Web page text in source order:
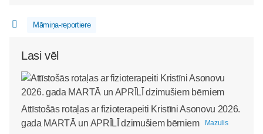
Māmiņa-reportiere
Lasi vēl
Attīstošās rotaļas ar fizioterapeiti Kristīni Asonovu 2026.
gada MARTĀ un APRĪLĪ dzimušiem bērniem
Mazulis